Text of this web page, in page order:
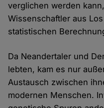
verglichen werden
Wissenschaftler aus
statistischen
Da Neandertaler und
lebten, kam es nur
Austausch zwischen
modernen Menschen.